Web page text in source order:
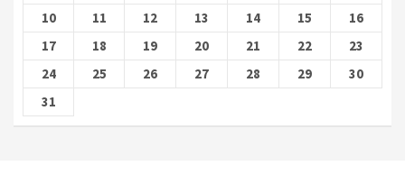
10
11 12 13 14 15
16
17
18 19 20 21 22
23
24
25 26 27 28 29
30
31